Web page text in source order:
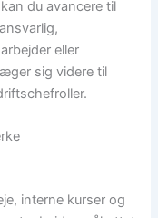
du avancere til
eller
sig videre til
interne kurser og